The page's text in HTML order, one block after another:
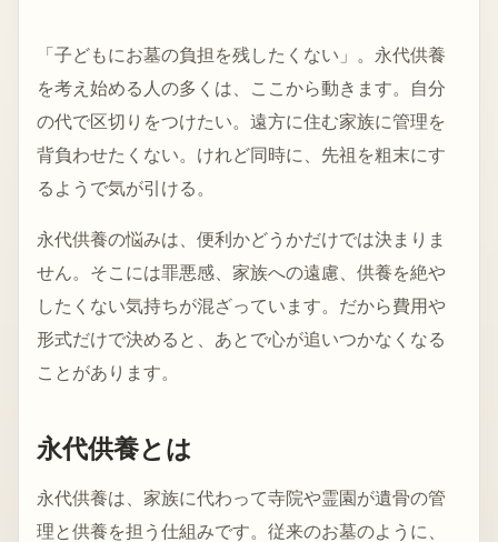
「子どもにお墓の負担を残したくない」。永代供養
を考え始める人の多くは、ここから動きます。自分
の代で区切りをつけたい。遠方に住む家族に管理を
背負わせたくない。けれど同時に、先祖を粗末にす
るようで気が引ける。
永代供養の悩みは、便利かどうかだけでは決まりま
せん。そこには罪悪感、家族への遠慮、供養を絶や
したくない気持ちが混ざっています。だから費用や
形式だけで決めると、あとで心が追いつかなくなる
ことがあります。
永代供養とは
永代供養は、家族に代わって寺院や霊園が遺骨の管
理と供養を担う仕組みです。従来のお墓のように、